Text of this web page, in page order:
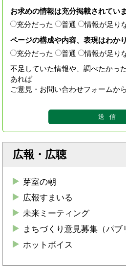
お求めの情報は充分掲載されてい
充分だった
普通
情報が足り
ページの構成や内容、表現はわか
充分だった
普通
情報が足り
不足していた情報や、調べたかっ
あれば
ご意見・お問い合わせフォームか
広報・広聴
芽室の朝
広報すまいる
未来ミーティング
まちづくり意見募集（パブ
ホットボイス